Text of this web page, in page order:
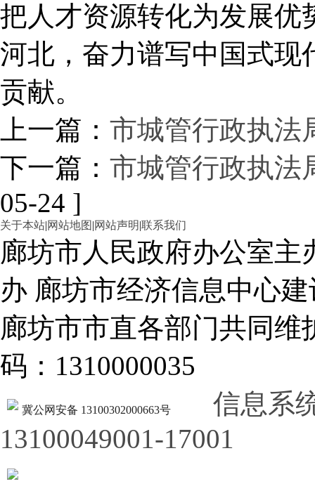
把人才资源转化为发展优
河北，奋力谱写中国式现
贡献。
上一篇： 市城管行政执法
下一篇： 市城管行政执法
05-24 ]
关于本站|网站地图 |网站声明|联系我们
廊坊市人民政府办公室
办 廊坊市经济信息中心建
廊坊市市直各部门共同
码：1310000035
冀公网安备 13100302000663号
信息系
13100049001-17001